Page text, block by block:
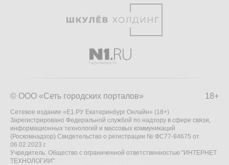
18+
© ООО «Сеть городских порталов»
Сетевое издание «Е1.РУ Екатеринбург Онлайн» (18+)
Зарегистрировано Федеральной службой по надзору в сфере связи,
информационных технологий и массовых коммуникаций
(Роскомнадзор) Свидетельство о регистрации № ФС77-84675 от
06.02.2023 г.
Учредитель: Общество с ограниченной ответственностью "ИНТЕРНЕТ
ТЕХНОЛОГИИ"